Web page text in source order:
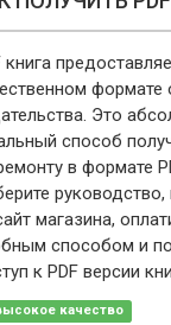
книга
формате
Это
способ
в формате
руководство,
магазина,
способом и
к PDF версии
качество